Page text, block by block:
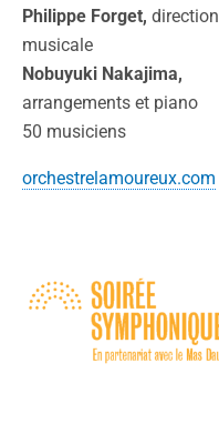
Philippe Forget, direction
musicale
Nobuyuki Nakajima,
arrangements et piano
50 musiciens
orchestrelamoureux.com